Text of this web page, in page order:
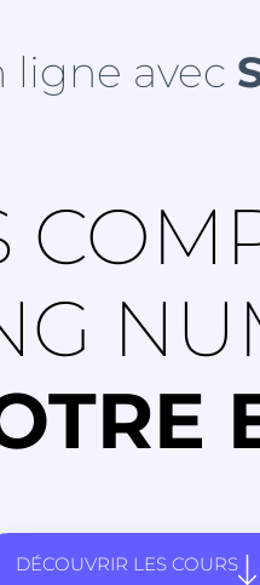
ligne avec
DÉCOUVRIR LES COURS